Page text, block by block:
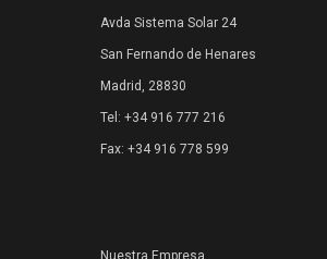
Avda Sistema Solar 24
San Fernando de Henares
Madrid, 28830
Tel: +34 916 777 216
Fax: +34 916 778 599
Nuestra Empresa